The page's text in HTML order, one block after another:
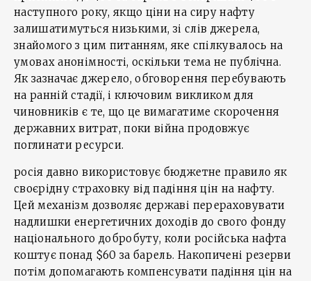
наступного року, якщо ціни на сиру нафту
залишатимуться низькими, зі слів джерела,
знайомого з цим питанням, яке спілкувалось на
умовах анонімності, оскільки тема не публічна.
Як зазначає джерело, обговорення перебувають
на ранній стадії, і ключовим викликом для
чиновників є те, що це вимагатиме скорочення
державних витрат, поки війна продовжує
поглинати ресурси.
росія давно використовує бюджетне правило як
своєрідну страховку від падіння цін на нафту.
Цей механізм дозволяє державі перераховувати
надлишки енергетичних доходів до свого фонду
національного добробуту, коли російська нафта
коштує понад $60 за барель. Накопичені резерви
потім допомагають компенсувати падіння цін на